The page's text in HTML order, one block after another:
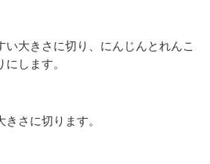
い大きさに切り、にんじんとれんこ
します。
さに切ります。